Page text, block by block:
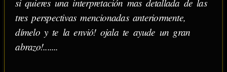
tres perspectivas mencionadas anteriormente,
dímelo y te la envió! ojala te ayude un gran
abrazo!.......